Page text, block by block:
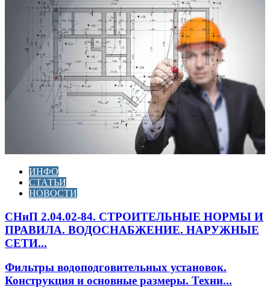
ИНФО
СТАТЬИ
НОВОСТИ
СНиП 2.04.02-84. СТРОИТЕЛЬНЫЕ НОРМЫ И
ПРАВИЛА. ВОДОСНАБЖЕНИЕ. НАРУЖНЫЕ
СЕТИ...
Фильтры водоподговительных установок.
Конструкция и основные размеры. Техни...